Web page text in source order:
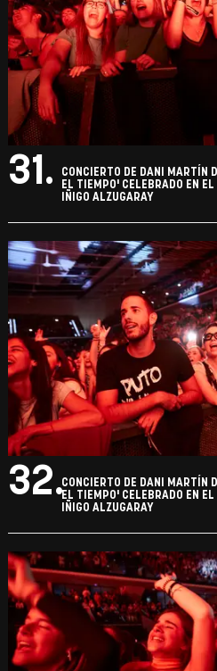
31.
CONCIERTO DE DANI MARTÍN
EL TIEMPO' CELEBRADO EN
IÑIGO ALZUGARAY
32.CONCIERTO DE DANI MARTÍN
EL TIEMPO' CELEBRADO EN
IÑIGO ALZUGARAY